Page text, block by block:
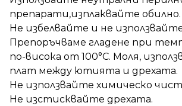
препарати,изплаквайте обилно.
Не избелвайте и не
Препоръчваме гладене при
по-висока от 100°C. Моля,
плат между ютията и дрехата.
Не използвайте химическо
Не изстисквайте дрехата.